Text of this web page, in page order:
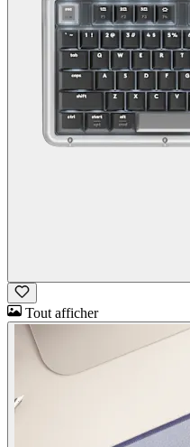
Tout afficher